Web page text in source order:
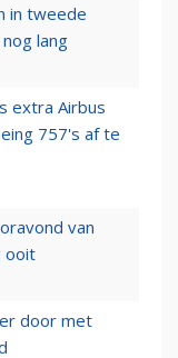
in tweede
lang
extra Airbus
757's af te
van
ooit
door met